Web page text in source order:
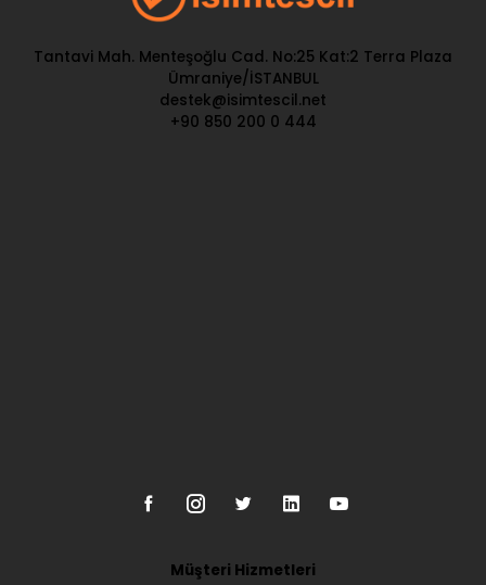
Tantavi Mah. Menteşoğlu Cad. No:25 Kat:2 Terra Plaza
Ümraniye/İSTANBUL
destek@isimtescil.net
+90 850 200 0 444
Müşteri Hizmetleri